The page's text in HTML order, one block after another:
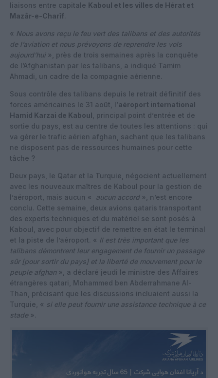
liaisons entre capitale Kaboul et les villes de Hérat et
Mazâr-e-Charîf.
« Nous avons reçu le feu vert des talibans et des autorités
de l’aviation et nous prévoyons de reprendre les vols
aujourd’hui», près de trois semaines après la conquête
de l’Afghanistan par les talibans, a indiqué Tamim
Ahmadi, un cadre de la compagnie aérienne.
Sous contrôle des talibans depuis le retrait définitif des
forces américaines le 31 août, l’aéroport international
Hamid Karzai de Kaboul , principal point d’entrée et de
sortie du pays, est au centre de toutes les attentions : qui
va gérer le trafic aérien afghan, sachant que les talibans
ne disposent pas de ressources humaines pour cette
tâche ?
Deux pays, le Qatar et la Turquie, négocient actuellement
avec les nouveaux maîtres de Kaboul pour la gestion de
l’aéroport, mais aucun « aucun accord», n’est encore
conclu. Cette semaine, deux avions qataris transportant
des experts techniques et du matériel se sont posés à
Kaboul, avec pour objectif de remettre en état le terminal
et la piste de l’aéroport. « Il est très important que les
talibans démontrent leur engagement de fournir un passage
sûr [pour sortir du pays] et la liberté de mouvement pour le
peuple afghan », a déclaré jeudi le ministre des Affaires
étrangères qatari, Mohammed ben Abderrahmane Al-
Than, précisant que les discussions incluaient aussi la
Turquie, « si elle peut fournir une assistance technique à ce
stade ».